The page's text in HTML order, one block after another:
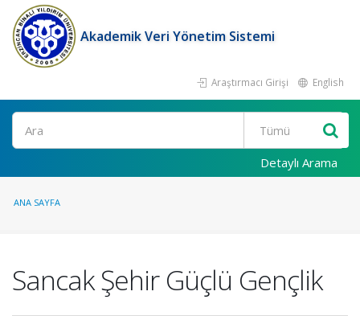
Akademik Veri Yönetim Sistemi
Araştırmacı Girişi English
Ara
Detaylı Arama
ANA SAYFA
Sancak Şehir Güçlü Gençlik